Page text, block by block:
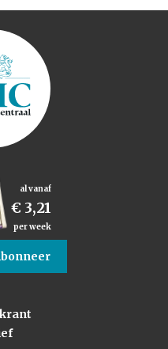
al vanaf
€ 3,21
per week